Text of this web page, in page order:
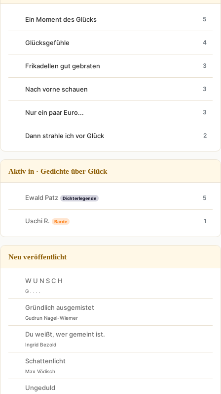
Ein Moment des Glücks 5
Glücksgefühle 4
Frikadellen gut gebraten 3
Nach vorne schauen 3
Nur ein paar Euro... 3
Dann strahle ich vor Glück 2
Aktiv in · Gedichte über Glück
Ewald Patz Dichterlegende 5
Uschi R. Barde 1
Neu veröffentlicht
W U N S C H
G . . . .
Gründlich ausgemistet
Gudrun Nagel-Wiemer
Du weißt, wer gemeint ist.
Ingrid Bezold
Schattenlicht
Max Vödisch
Ungeduld